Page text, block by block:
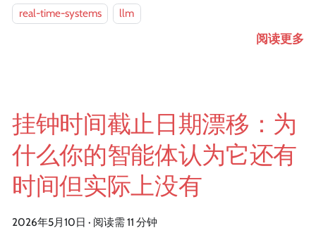
real-time-systems
llm
阅读更多
挂钟时间截止日期漂移：为
什么你的智能体认为它还有
时间但实际上没有
2026年5月10日 · 阅读需 11 分钟